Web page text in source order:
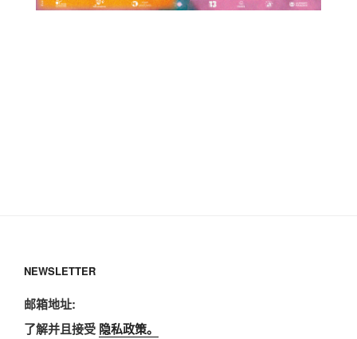
NEWSLETTER
邮箱地址:
了解并且接受 隐私政策。